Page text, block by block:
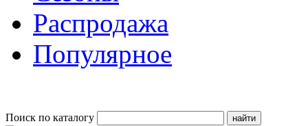
Распродажа
Популярное
Поиск по каталогу